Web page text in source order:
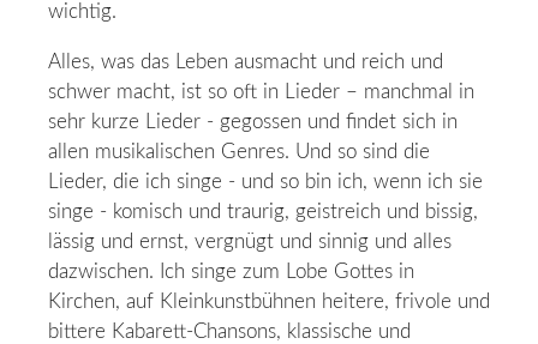
wichtig.
Alles, was das Leben ausmacht und reich und
schwer macht, ist so oft in Lieder – manchmal in
sehr kurze Lieder - gegossen und findet sich in
allen musikalischen Genres. Und so sind die
Lieder, die ich singe - und so bin ich, wenn ich sie
singe - komisch und traurig, geistreich und bissig,
lässig und ernst, vergnügt und sinnig und alles
dazwischen. Ich singe zum Lobe Gottes in
Kirchen, auf Kleinkunstbühnen heitere, frivole und
bittere Kabarett-Chansons, klassische und